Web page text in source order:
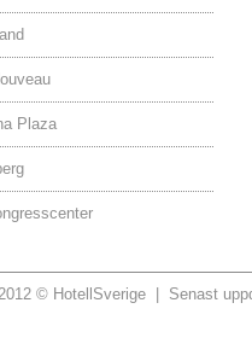
Plaza
© HotellSverige | Senast